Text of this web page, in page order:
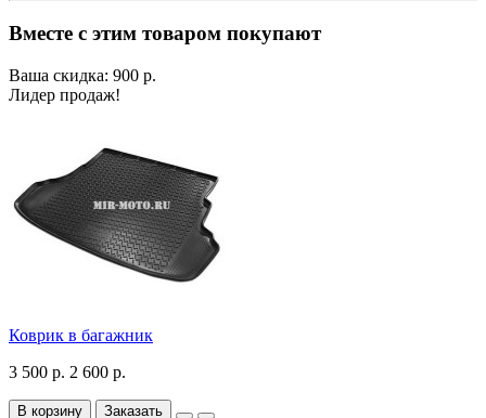
Вместе с этим товаром покупают
Ваша скидка: 900 р.
Лидер продаж!
Коврик в багажник
3 500 р. 2 600 р.
В корзину Заказать